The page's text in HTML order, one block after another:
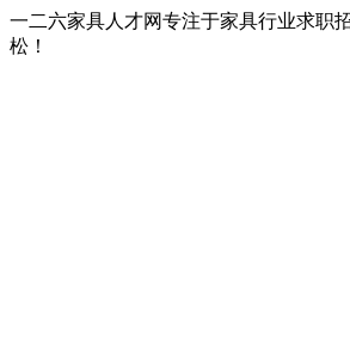
一二六家具人才网专注于家具行业求职
松！